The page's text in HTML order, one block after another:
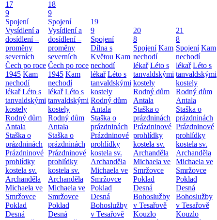
17
9
Spojení
Vysídlení a
dosídlení –
proměny
severních
Čech po roce
1945 Kam
nechodí
lékař Léto s
tanvaldskými
kostely
Rodný dům
Antala
Staška o
prázdninách
Prázdninové
prohlídky
kostela sv.
Archanděla
Michaela ve
Smržovce
Poklad
Desná
18
9
Spojení
Vysídlení a
dosídlení –
proměny
severních
Čech po roce
1945 Kam
nechodí
lékař Léto s
tanvaldskými
kostely
Rodný dům
Antala
Staška o
prázdninách
Prázdninové
prohlídky
kostela sv.
Archanděla
Michaela ve
Smržovce
Poklad
Desná
19
9
Spojení
Dílna s
Květou Kam
nechodí
lékař Léto s
tanvaldskými
kostely
Rodný dům
Antala
Staška o
prázdninách
Prázdninové
prohlídky
kostela sv.
Archanděla
Michaela ve
Smržovce
Poklad
Desná
Bohoslužby
v Tesařově
20
8
Spojení Kam
nechodí
lékař Léto s
tanvaldskými
kostely
Rodný dům
Antala
Staška o
prázdninách
Prázdninové
prohlídky
kostela sv.
Archanděla
Michaela ve
Smržovce
Poklad
Desná
Bohoslužby
v Tesařově
Kouzlo
21
8
Spojení Kam
nechodí
lékař Léto s
tanvaldskými
kostely
Rodný dům
Antala
Staška o
prázdninách
Prázdninové
prohlídky
kostela sv.
Archanděla
Michaela ve
Smržovce
Poklad
Desná
Bohoslužby
v Tesařově
Kouzlo